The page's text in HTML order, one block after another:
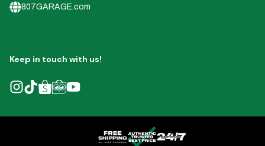
807GARAGE.com
Keep in touch with us!